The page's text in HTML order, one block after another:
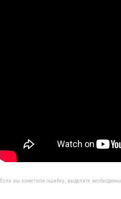
Если вы заметили ошибку, выделите